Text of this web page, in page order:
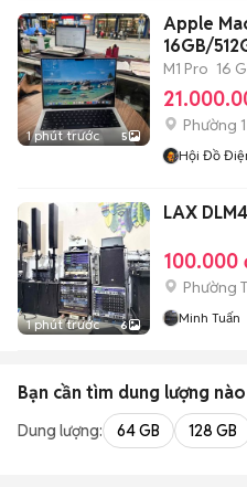
1 phút trước 5
Apple
16GB/
M1 Pro 16
Phường 1
Hội Đồ
1 phút trước 6
LAX
100.000
Phường
Minh Tuấn
Bạn cần tìm dung lượng
Dung lượng: 64 GB 128 GB